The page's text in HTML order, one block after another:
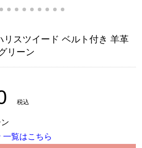
リスツイード ベルト付き 羊革
リーン
税込
一覧はこちら